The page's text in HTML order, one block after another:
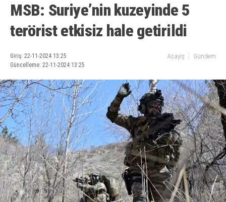
MSB: Suriye’nin kuzeyinde 5
terörist etkisiz hale getirildi
Giriş: 22-11-2024 13:25
Güncelleme: 22-11-2024 13:25
Asayiş Gündem